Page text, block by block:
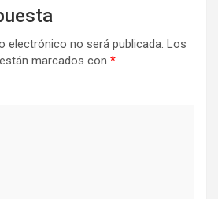
electrónico no será publicada. Los
marcados con *